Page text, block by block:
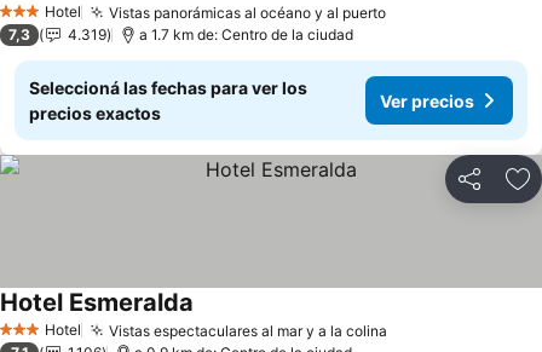
3 Estrellas
Hotel Vistas panorámicas al océano y al puerto
7,3 4.319 a 1.7 km de: Centro de la ciudad
Seleccioná las fechas para ver los
precios exactos
Ver precios
Compartir
3 Estrellas
Hotel Vistas espectaculares al mar y a la colina
Hotel Esmeralda